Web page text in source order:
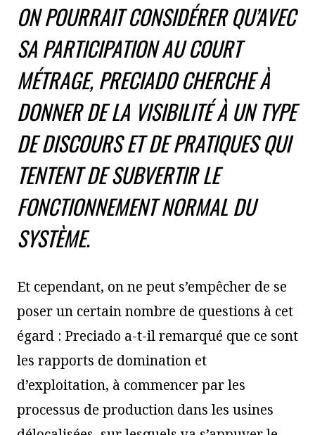
ON POURRAIT CONSIDÉRER QU’AVEC
SA PARTICIPATION AU COURT
MÉTRAGE, PRECIADO CHERCHE À
DONNER DE LA VISIBILITÉ À UN TYPE
DE DISCOURS ET DE PRATIQUES QUI
TENTENT DE SUBVERTIR LE
FONCTIONNEMENT NORMAL DU
SYSTÈME.
Et cependant, on ne peut s’empêcher de se
poser un certain nombre de questions à cet
égard : Preciado a-t-il remarqué que ce sont
les rapports de domination et
d’exploitation, à commencer par les
processus de production dans les usines